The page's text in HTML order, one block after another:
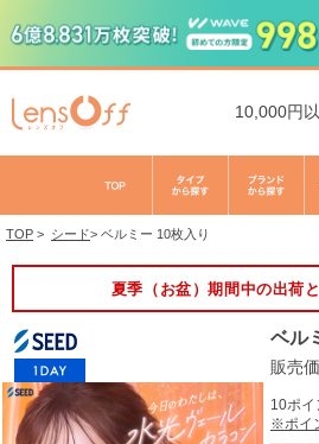
10,000円
TOP > シード> ベルミー 10枚入り
夏季（お盆）期間中の出荷
ベル
販売
10ポ
※ポイ